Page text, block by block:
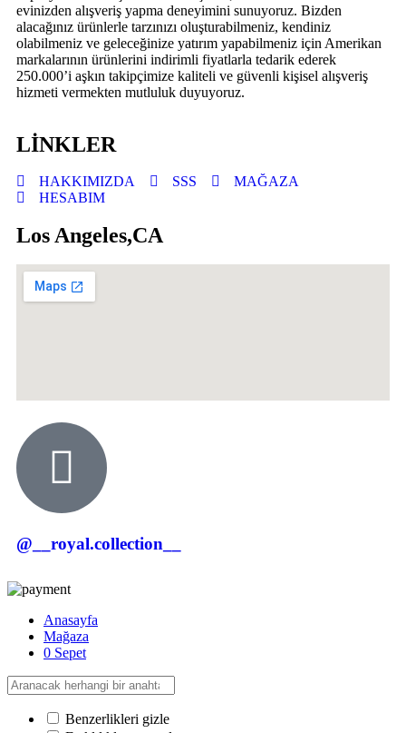
evinizden alışveriş yapma deneyimini sunuyoruz. Bizden
alacağınız ürünlerle tarzınızı oluşturabilmeniz, kendiniz
olabilmeniz ve geleceğinize yatırım yapabilmeniz için Amerikan
markalarının ürünlerini indirimli fiyatlarla tedarik ederek
250.000’i aşkın takipçimize kaliteli ve güvenli kişisel alışveriş
hizmeti vermekten mutluluk duyuyoruz.
LİNKLER
HAKKIMIZDA SSS
MAĞAZA
HESABIM
Los Angeles,CA
@__royal.collection__
Anasayfa
Mağaza
0 Sepet
Benzerlikleri gizle